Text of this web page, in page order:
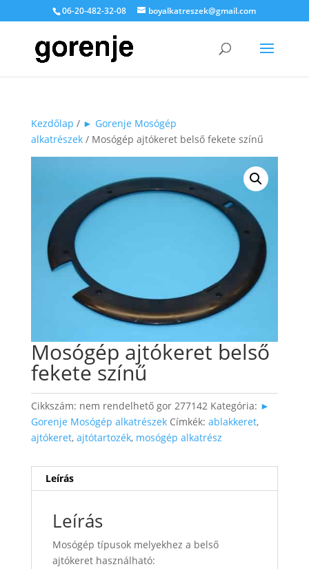
06-20-482-32-08 boyalkatreszek@gmail.com
Kezdőlap / ► Gorenje Mosógép
alkatrészek/ Mosógép ajtókeret belső fekete színű
Mosógép ajtókeret belső
fekete színű
Cikkszám: nem rendelhető gor 277142 Kategória: ►
Gorenje Mosógép alkatrészek Címkék: ablakkeret,
ajtókeret, ajtótartozék, mosógép alkatrész
Leírás
Leírás
Mosógép típusok melyekhez a belső
ajtókeret használható: